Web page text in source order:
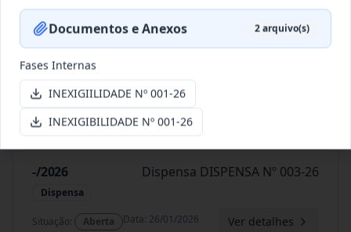
-/2026
Dispensa
Dispensa DISPENSA Nº 005-26
Situação: Aberta Data: 26/01/2026
-/2026
Dispensa
Dispensa DISPENSA Nº 003-26
Situação: Aberta Data: 26/01/2026 Ver detalhes
Documentos e Anexos 2arquivo(s)
Fases Internas
INEXIGIILIDADE Nº 001-26
INEXIGIBILIDADE Nº 001-26